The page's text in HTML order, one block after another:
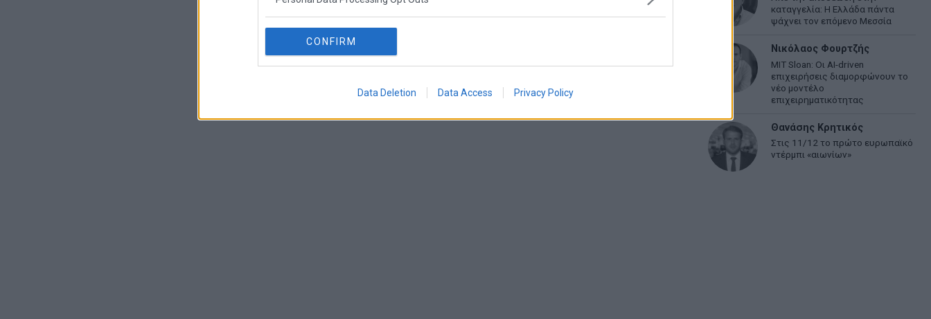
CONFIRM
Data Deletion Data Access Privacy Policy
καταγγελία: Η Ελλάδα πάντα
ψάχνει τον επόμενο Μεσσία
Νικόλαος Φουρτζής
MIT Sloan: Οι AI-driven
επιχειρήσεις διαμορφώνουν το
νέο μοντέλο
επιχειρηματικότητας
Θανάσης Κρητικός
Στις 11/12 το πρώτο ευρωπαϊκό
ντέρμπι «αιωνίων»